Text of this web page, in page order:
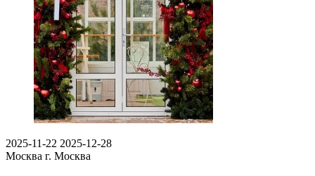
2025-11-22 2025-12-28
Москва г. Москва